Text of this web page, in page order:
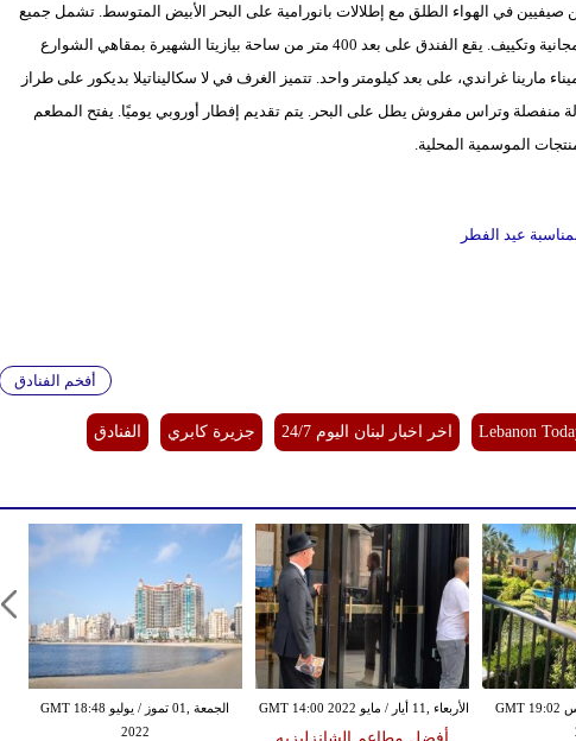
ويضم مسبحين صيفيين في الهواء الطلق مع إطلالات بانورامية على البحر الأبيض المتوسط. تشمل جميع
الغرف الأنيقة تلفزيون مع قنوات فضائية وخدمة الواي فاي المجانية وتكييف. يقع الفندق على بعد 400 متر من ساحة بيازيتا الشهيرة بمقاهي الشوارع
مارينا غراندي، على بعد كيلومتر واحد. تتميز الغرف في لا سكاليناتيلا بديكور على طراز
منفصلة وتراس مفروش يطل على البحر. يتم تقديم إفطار أوروبي يوميًا. يفتح المطعم
الموسمية المحلية.
أفخم الفنادق
Lebanon اخر اخبار لبنان اليوم 24/7 جزيرة كابري الفنادق
الجمعة ,01 تموز / يوليو GMT 18:48
2022
الأربعاء ,11 أيار / مايو GMT 14:00 2022
السبت ,05 آذار/ مارس GMT 19:02